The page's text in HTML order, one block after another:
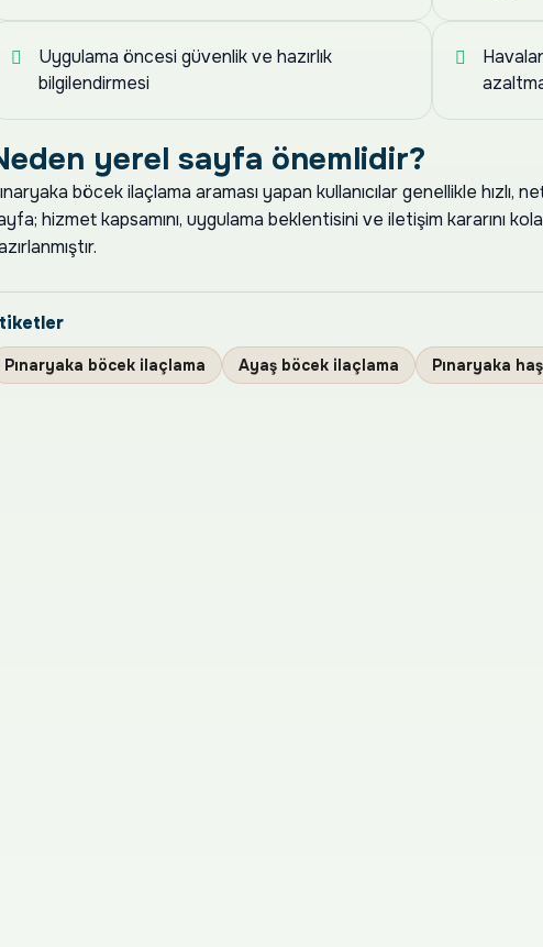
Uygulama öncesi güvenlik ve hazırlık
bilgilendirmesi
yerel sayfa önemlidir?
böcek ilaçlama araması yapan kullanıcılar genellikle hızlı,
hizmet kapsamını, uygulama beklentisini ve iletişim kararını
Pınaryaka böcek ilaçlama Ayaş böcek ilaçlama Pınaryaka